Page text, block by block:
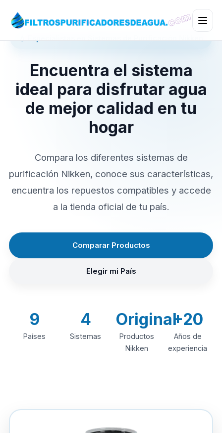
Encuentra el sistema
ideal para disfrutar agua
de mejor calidad en tu
hogar
Compara los diferentes sistemas de
purificación Nikken, conoce sus características,
encuentra los repuestos compatibles y accede
a la tienda oficial de tu país.
Comparar Productos
Elegir mi País
9
Países
4
Sistemas
Original
Productos
Nikken
+20
Años de
experiencia